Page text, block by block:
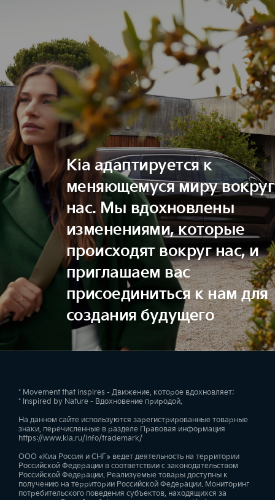
Kia адаптируется к
меняющемуся миру вокруг
нас. Мы вдохновлены
изменениями, которые
происходят вокруг нас, и
приглашаем вас
присоединиться к нам для
создания будущего
* Movement that inspires - Движение, которое вдохновляет;
* Inspired by Nature - Вдохновение природой.
На данном сайте используются зарегистрированные товарные
знаки, перечисленные в разделе Правовая информация
https://www.kia.ru/info/trademark/
ООО «Киа Россия и СНГ» ведет деятельность на территории
Российской Федерации в соответствии с законодательством
Российской Федерации. Реализуемые товары доступны к
получению на территории Российской Федерации. Мониторинг
потребительского поведения субъектов, находящихся за